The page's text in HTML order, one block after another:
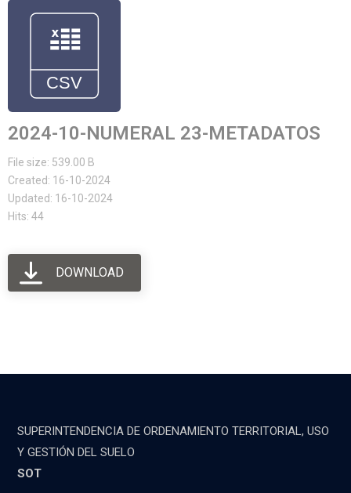
2024-10-NUMERAL 23-METADATOS
File size: 539.00 B
Created: 16-10-2024
Updated: 16-10-2024
Hits: 44
DOWNLOAD
SUPERINTENDENCIA DE ORDENAMIENTO TERRITORIAL, USO
Y GESTIÓN DEL SUELO
SOT